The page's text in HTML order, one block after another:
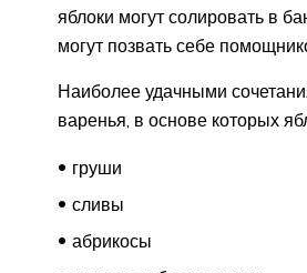
яблоки могут солировать в
могут позвать себе
Наиболее удачными
варенья, в основе которых
груши
сливы
абрикосы